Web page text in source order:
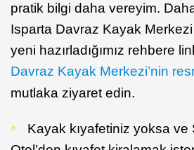
pratik bilgi daha vereyim.
Isparta Davraz Kayak
yeni hazırladığımız rehbere
Davraz Kayak Merkezi’nin
mutlaka ziyaret edin.
Kayak kıyafetiniz yoksa ve